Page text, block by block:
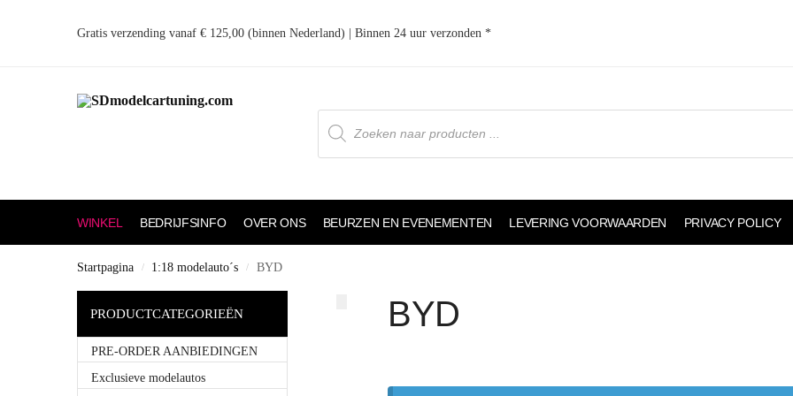
Gratis verzending vanaf € 125,00 (binnen Nederland) | Binnen 24 uur verzonden *
WINKEL BEDRIJFSINFO OVER ONS BEURZEN EN EVENEMENTEN LEVERING VOORWAARDEN PRIVACY POLICY
Startpagina / 1:18 modelauto´s / BYD
BYD
PRODUCTCATEGORIEËN
PRE-ORDER AANBIEDINGEN
Exclusieve modelautos